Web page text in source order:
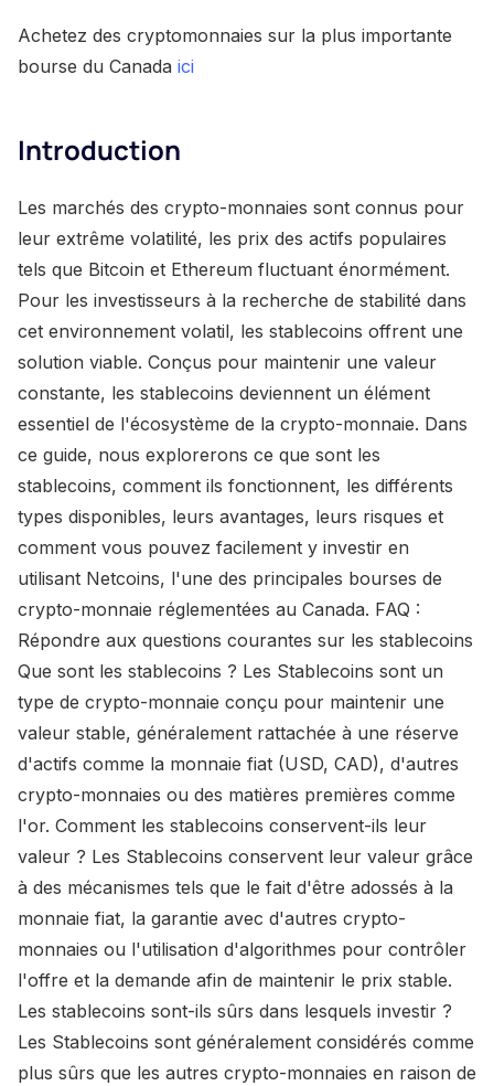
Achetez des cryptomonnaies sur la plus importante
bourse du Canada ici
Introduction
Les marchés des crypto-monnaies sont connus pour
leur extrême volatilité, les prix des actifs populaires
tels que Bitcoin et Ethereum fluctuant énormément.
Pour les investisseurs à la recherche de stabilité dans
cet environnement volatil, les stablecoins offrent une
solution viable. Conçus pour maintenir une valeur
constante, les stablecoins deviennent un élément
essentiel de l'écosystème de la crypto-monnaie. Dans
ce guide, nous explorerons ce que sont les
stablecoins, comment ils fonctionnent, les différents
types disponibles, leurs avantages, leurs risques et
comment vous pouvez facilement y investir en
utilisant Netcoins, l'une des principales bourses de
crypto-monnaie réglementées au Canada. FAQ :
Répondre aux questions courantes sur les stablecoins
Que sont les stablecoins ? Les Stablecoins sont un
type de crypto-monnaie conçu pour maintenir une
valeur stable, généralement rattachée à une réserve
d'actifs comme la monnaie fiat (USD, CAD), d'autres
crypto-monnaies ou des matières premières comme
l'or. Comment les stablecoins conservent-ils leur
valeur ? Les Stablecoins conservent leur valeur grâce
à des mécanismes tels que le fait d'être adossés à la
monnaie fiat, la garantie avec d'autres crypto-
monnaies ou l'utilisation d'algorithmes pour contrôler
l'offre et la demande afin de maintenir le prix stable.
Les stablecoins sont-ils sûrs dans lesquels investir ?
Les Stablecoins sont généralement considérés comme
plus sûrs que les autres crypto-monnaies en raison de